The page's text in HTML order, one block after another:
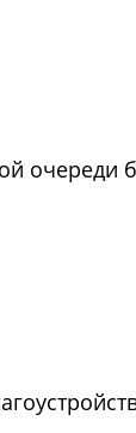
очереди